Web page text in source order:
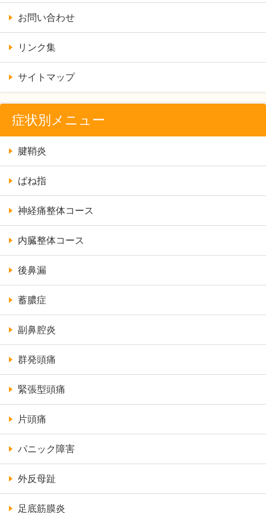
お問い合わせ
リンク集
サイトマップ
症状別メニュー
腱鞘炎
ばね指
神経痛整体コース
内臓整体コース
後鼻漏
蓄膿症
副鼻腔炎
群発頭痛
緊張型頭痛
片頭痛
パニック障害
外反母趾
足底筋膜炎